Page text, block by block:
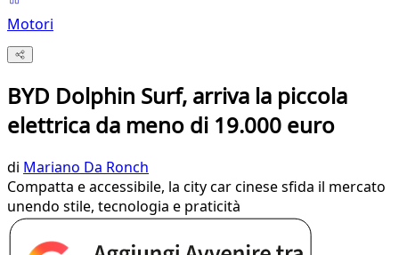
Motori
BYD Dolphin Surf, arriva la piccola
elettrica da meno di 19.000 euro
di Mariano Da Ronch
Compatta e accessibile, la city car cinese sfida il mercato
unendo stile, tecnologia e praticità